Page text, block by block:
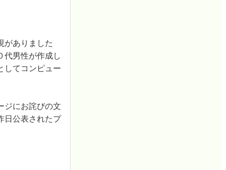
がありました
代男性が作成し
してコンピュー
ジにお詫びの文
日公表されたプ